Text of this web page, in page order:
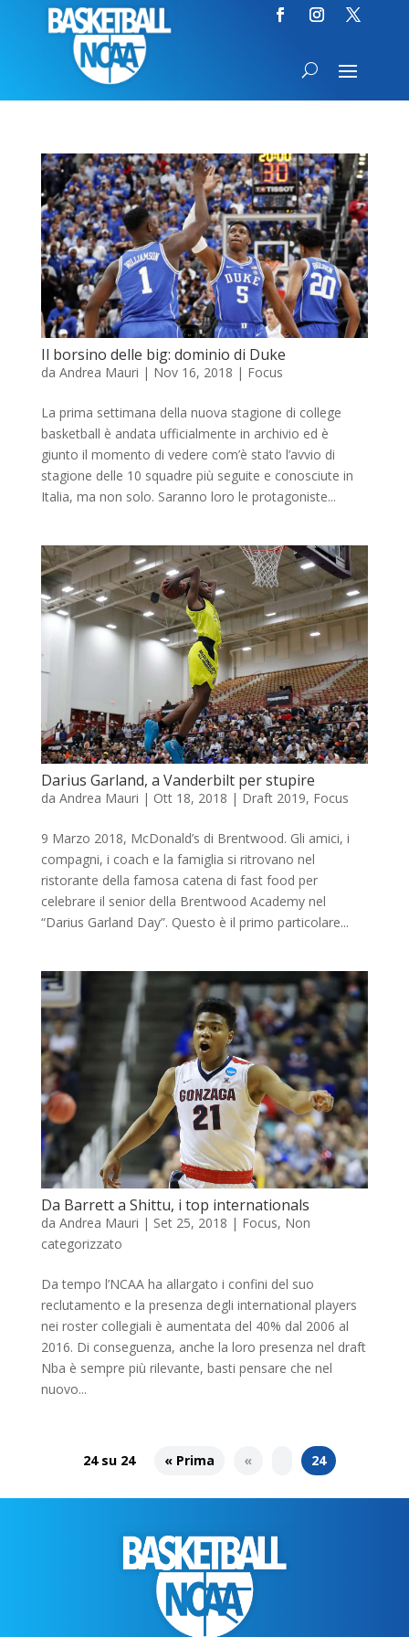
Il borsino delle big: dominio di Duke
da Andrea Mauri | Nov 16, 2018 | Focus
La prima settimana della nuova stagione di college
basketball è andata ufficialmente in archivio ed è
giunto il momento di vedere com’è stato l’avvio di
stagione delle 10 squadre più seguite e conosciute in
Italia, ma non solo. Saranno loro le protagoniste...
Darius Garland, a Vanderbilt per stupire
da Andrea Mauri | Ott 18, 2018 | Draft 2019, Focus
9 Marzo 2018, McDonald’s di Brentwood. Gli amici, i
compagni, i coach e la famiglia si ritrovano nel
ristorante della famosa catena di fast food per
celebrare il senior della Brentwood Academy nel
“Darius Garland Day”. Questo è il primo particolare...
Da Barrett a Shittu, i top internationals
da Andrea Mauri | Set 25, 2018 | Focus, Non
categorizzato
Da tempo l’NCAA ha allargato i confini del suo
reclutamento e la presenza degli international players
nei roster collegiali è aumentata del 40% dal 2006 al
2016. Di conseguenza, anche la loro presenza nel draft
Nba è sempre più rilevante, basti pensare che nel
nuovo...
24 su 24 « Prima « 24